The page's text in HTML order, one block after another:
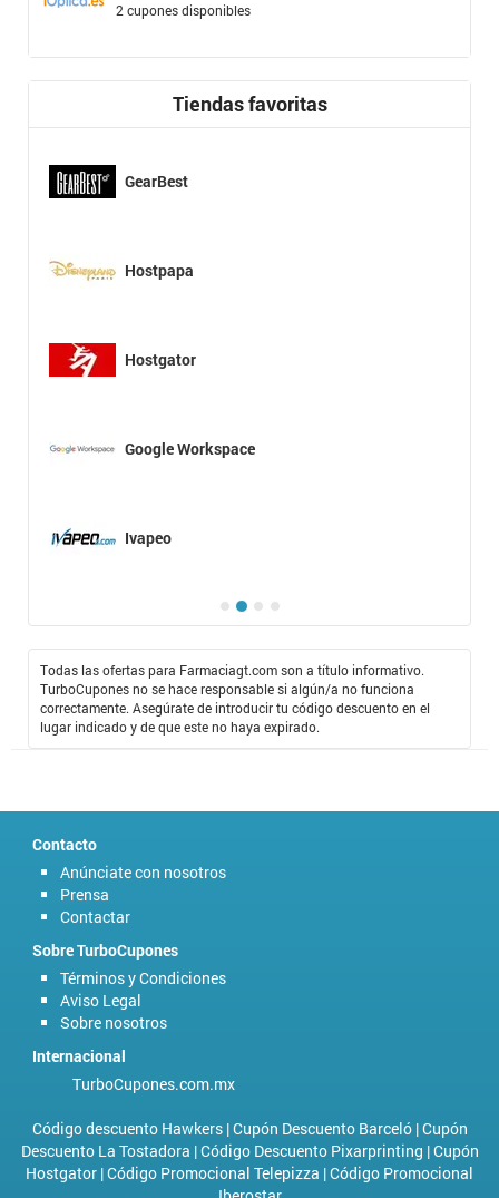
2 cupones disponibles
Tiendas favoritas
GearBest
Hostpapa
Hostgator
Google Workspace
Ivapeo
Todas las ofertas para Farmaciagt.com son a título informativo.
TurboCupones no se hace responsable si algún/a no funciona
correctamente. Asegúrate de introducir tu código descuento en el
lugar indicado y de que este no haya expirado.
Contacto
Anúnciate con nosotros
Prensa
Contactar
Sobre TurboCupones
Términos y Condiciones
Aviso Legal
Sobre nosotros
Internacional
TurboCupones.com.mx
Código descuento Hawkers|Cupón Descuento Barceló|Cupón
Descuento La Tostadora |Código Descuento Pixarprinting |Cupón
Hostgator |Código Promocional Telepizza |Código Promocional